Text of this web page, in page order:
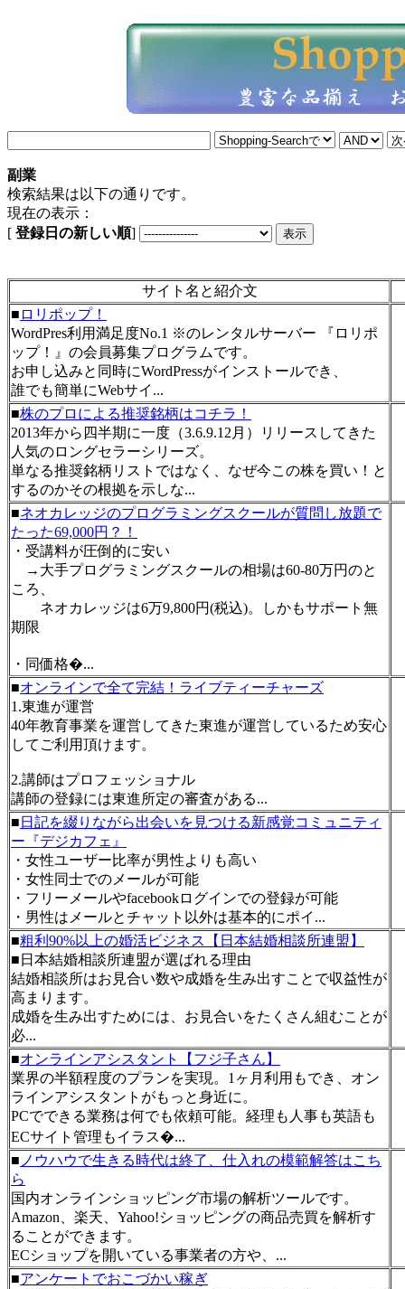
副業
検索結果は以下の通りです。
現在の表示：
[ 登録日の新しい順]
サイト名と紹介文
■ ロリポップ！
WordPres利用満足度No.1 ※のレンタルサーバー 『ロリポ
ップ！』の会員募集プログラムです。
お申し込みと同時にWordPressがインストールでき、
誰でも簡単にWebサイ...
■株のプロによる推奨銘柄はコチラ！
2013年から四半期に一度（3.6.9.12月）リリースしてきた
人気のロングセラーシリーズ。
単なる推奨銘柄リストではなく、なぜ今この株を買い！と
するのかその根拠を示しな...
■ネオカレッジのプログラミングスクールが質問し放題で
たった69,000円？！
・受講料が圧倒的に安い
→大手プログラミングスクールの相場は60-80万円のと
ころ、
ネオカレッジは6万9,800円(税込)。しかもサポート無
期限
・同価格�...
■オンラインで全て完結！ライブティーチャーズ
1.東進が運営
40年教育事業を運営してきた東進が運営しているため安心
してご利用頂けます。
2.講師はプロフェッショナル
講師の登録には東進所定の審査がある...
■ 日記を綴りながら出会いを見つける新感覚コミュニティ
ー『デジカフェ』
・女性ユーザー比率が男性よりも高い
・女性同士でのメールが可能
・フリーメールやfacebookログインでの登録が可能
・男性はメールとチャット以外は基本的にポイ...
■粗利90%以上の婚活ビジネス【日本結婚相談所連盟】
■日本結婚相談所連盟が選ばれる理由
結婚相談所はお見合い数や成婚を生み出すことで収益性が
高まります。
成婚を生み出すためには、お見合いをたくさん組むことが
必...
■オンラインアシスタント【フジ子さん】
業界の半額程度のプランを実現。1ヶ月利用もでき、オン
ラインアシスタントがもっと身近に。
PCでできる業務は何でも依頼可能。経理も人事も英語も
ECサイト管理もイラス�...
■ ノウハウで生きる時代は終了、仕入れの模範解答はこち
ら
国内オンラインショッピング市場の解析ツールです。
Amazon、楽天、Yahoo!ショッピングの商品売買を解析す
ることができます。
ECショップを開いている事業者の方や、...
■アンケートでおこづかい稼ぎ